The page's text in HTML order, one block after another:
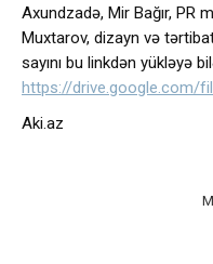
Axundzadə, Mir Bağır, PR
Muxtarov, dizayn və
sayını bu linkdən yükləyə
https://drive.google.com/
Aki.az